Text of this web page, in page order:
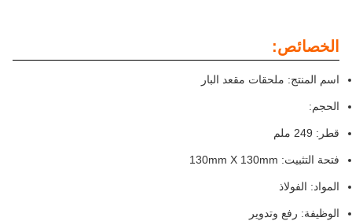
الخصائص:
اسم المنتج: ملحقات مقعد البار
الحجم:
قطر: 249 ملم
فتحة التثبيت: 130mm X 130mm
المواد: الفولاذ
الوظيفة: رفع وتدوير